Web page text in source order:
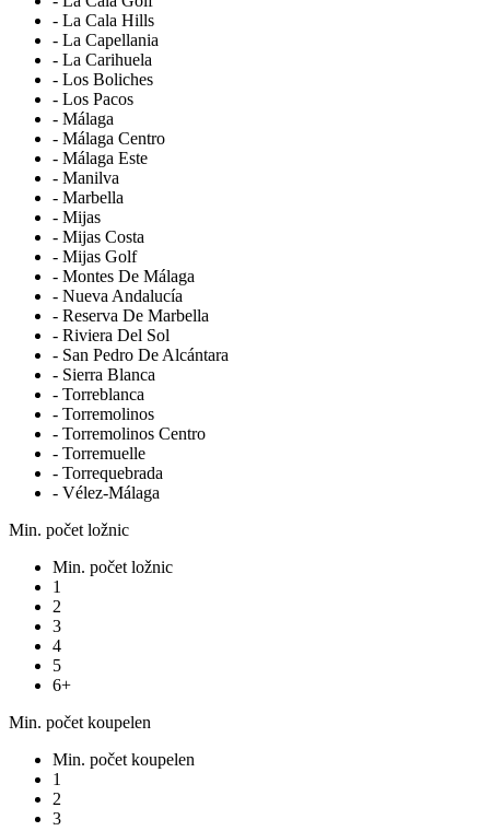
- La Cala Hills
- La Capellania
- La Carihuela
- Los Boliches
- Los Pacos
- Málaga
- Málaga Centro
- Málaga Este
- Manilva
- Marbella
- Mijas
- Mijas Costa
- Mijas Golf
- Montes De Málaga
- Nueva Andalucía
- Reserva De Marbella
- Riviera Del Sol
- San Pedro De Alcántara
- Sierra Blanca
- Torreblanca
- Torremolinos
- Torremolinos Centro
- Torremuelle
- Torrequebrada
- Vélez-Málaga
Min. počet ložnic
Min. počet ložnic
1
2
3
4
5
6+
Min. počet koupelen
Min. počet koupelen
1
2
3